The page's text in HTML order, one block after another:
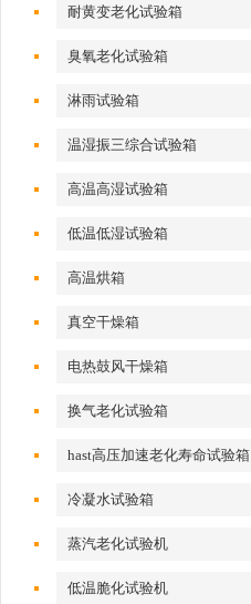
耐黄变老化试验箱
臭氧老化试验箱
淋雨试验箱
温湿振三综合试验箱
高温高湿试验箱
低温低湿试验箱
高温烘箱
真空干燥箱
电热鼓风干燥箱
换气老化试验箱
hast高压加速老化寿命试验箱
冷凝水试验箱
蒸汽老化试验机
低温脆化试验机